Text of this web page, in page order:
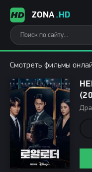
ZONA.HD
Смотреть фильмы